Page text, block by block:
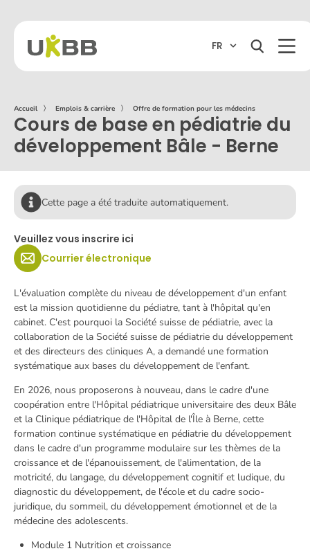
FR
Accueil 〉 Emplois & carrière 〉 Offre de formation pour les médecins
Cours de base en pédiatrie du
développement Bâle - Berne
Cette page a été traduite automatiquement.
Veuillez vous inscrire ici
Courrier électronique
L'évaluation complète du niveau de développement d'un enfant
est la mission quotidienne du pédiatre, tant à l'hôpital qu'en
cabinet. C'est pourquoi la Société suisse de pédiatrie, avec la
collaboration de la Société suisse de pédiatrie du développement
et des directeurs des cliniques A, a demandé une formation
systématique aux bases du développement de l'enfant.
En 2026, nous proposerons à nouveau, dans le cadre d'une
coopération entre l'Hôpital pédiatrique universitaire des deux Bâle
et la Clinique pédiatrique de l'Hôpital de l'Île à Berne, cette
formation continue systématique en pédiatrie du développement
dans le cadre d'un programme modulaire sur les thèmes de la
croissance et de l'épanouissement, de l'alimentation, de la
motricité, du langage, du développement cognitif et ludique, du
diagnostic du développement, de l'école et du cadre socio-
juridique, du sommeil, du développement émotionnel et de la
médecine des adolescents.
Module 1 Nutrition et croissance